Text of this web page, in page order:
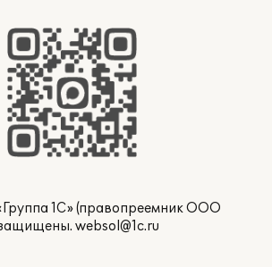
1С» (правопреемник ООО
защищены. websol@1c.ru